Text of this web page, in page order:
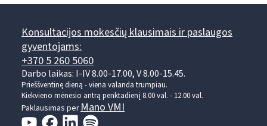
Konsultacijos mokesčių klausimais ir paslaugos
gyventojams:
+370 5 260 5060
Darbo laikas: I-IV 8.00-17.00, V 8.00-15.45.
Prieššventinę dieną - viena valanda trumpiau.
Kiekvieno mėnesio antrą penktadienį 8.00 val. - 12.00 val.
Paklausimas per Mano VMI